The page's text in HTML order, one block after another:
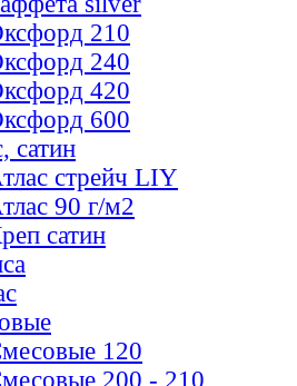
210
240
420
600
сатин
стрейч LIY
90 г/м2
сатин
120
200 - 210